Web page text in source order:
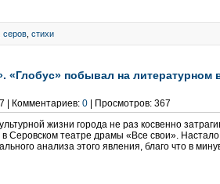
серов стихи
побывал на литературном
| Комментариев: 0 | Просмотров: 367
жизни города не раз косвенно
Серовском театре драмы «Все свои».
анализа этого явления, благо что в